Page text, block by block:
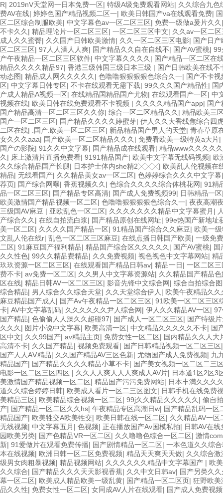
R| 2019nV天堂网一日本免费一区| 特级A级免费观看网站| 久久综合九色
费AV在线| 婷婷色国产精品视频二区一| 欧美日韩国产va在线观看免费|
区二区综合制服欧美| 中文字幕色av一区二区三区| 免费一级做a爰片久久
不卡久久 | 精品理论片一区二区三区| 一区二区三区中文| 久久av一区二
成人久久蜜臀| 久久国产日韩欧美激情| 久久一区二区三区电影| 国产日
区二区三区| 97人人澡人人爽| 国产精品久久自在自线不| 国产AV蜜桃| 99
产午夜精品一区二区三区软件| 中文字幕久久久久 | 国产精品一区二区在
精品久久久久精品97| 香港三级韩国三级日本三级 | 国产日韩欧美在线不
动态图| 精品成人网久久久久久 | 色噜噜狠狠狠狠色综合久一| 国产不卡
区| 中文字幕日韩专区| 不卡在线观看无需下载| 99久久久国产精品性| 国
产成人精品A视频一区| 在线精品国精品国产尤物| 在线观看国产一区| 中
视频在线| 欧美日韩在线免费观看不卡视频 | 久久久久精品国产app| 国
国产精品高清一区二区三区久久你| 综合一区二区精品久久 | 精品欧美三
国产一区二区三区| 国产精品久久久久婷蜜芽| 伊人久久大香线焦综合四
二区在线| .国产.欧美一区二区三区| 新品精品国产男人的天堂| 青春草原
女久久久aaa| 国产欧美一区二区精品久久久 | 免费看欧美一级特黄a大片|
国产の影院| 91久久中文字幕| 国产精品成在线观看| 精品www久久久久久
久 | 床上激清片直播免费看| 9191精品国产| 欧美中文字幕无线码视频| 欧
久久综合精品国产长腿| 日本护士体内she精2╳╳╳| 欧美乱人伦视频在
精品| 无线看国产| 久久精品美女av一区二区| 色婷婷综合久久久中文字幕
荐页| 国产综合网曝| 香蕉视频久久 | 色综合久久久久综合体桃花网| 91精
品一区二区三区| 国产精品专区高清| 国产成人免费视频99| 日韩精品一区
欧美激情国产精品视频一区二区| 色噜噜狠狠狠狠色综合久一| 夜夜高潮
三级国AV麻豆 | 亚欧乱色一区二区| 久久久久久久久精品中文字幕蜜月 |
产综合久久 | 在线自拍流白浆| 国产精品原创在线网址| 99e热国产新地址
美一区二区| 久久久久国产精品一区| 91精品国产综合久久麻豆| 欧美一
文乱人伦在线r| 乱色一区二区三区麻豆| 在线点播日韩国产欧美| 一级免
二区| 91麻豆国产福利精品| 精品国产综合区久久久久久 | 国产AV蜜桃| 国
久久性色| 99久久精品费精品| 久久免费视频| 视色视色中文字幕网站| 精
玖玖资源一区二区三区| 在线观看国产精品日韩av| 精品一日| 一区二区
费不卡| av免费一区二区| 久久男人中文字幕资源站| 久久精品国产精品
区在线| 精品日韩AV一区二区三区| 影音先锋中文综合网| 综合自拍综合
综合精品| 男人综合久久综合天堂| 久久天堂综合伊人 | 欧美午夜精品久
麻豆精品国产成人 | 国产Av午夜精品一区二区三区| 91欧美一区二区三区
卡| AV中文字幕乱码| 久久久久久久尹人综合网| 伊人久久精品AV一区|
国产精品| 色偷偷人人澡久久超碰97| 国产成人一区二区三区| 国产特级
久久久 | 图片小说中文字幕| 欧美高清一区| 中文精品久久久久久不卡| 国
区中文| 久久99国产| av精品主页| 免费女性一区二区| 国内精品久久人大
高清不卡| 久久国产精品| 视频免费观看| 国产日韩精品视频一区二区三区
国产人人AⅤ精品| 久久国产精品AV三区色新| 尤物国产成人免费视频| 九
精品国产| 国产精品久久久久精品小草不卡| 国产美女视频一区二区二三
电影一区二区三区四区 | 久久人人爽人人人爽成人AV片| 日本道1区2区3
美激情国产精品视频一区二区| 精品国产污污免费网站| 日本丰满久久久
道久久综合婷婷日韩| 欧美成人看片一区二三区图文| 日韩手机在线免费
美精品三区| 欧美精品综合视频一区二区| 99j久久精品久久久久久 | 偷自
产| 国产精品一区二区久久hs| 午夜精品专区高潮日w| 国产精品乱码一区
精品国产| 欧美牲交A欧美牲交| 欧美日韩在线一区二区| 久久精品AV一区
无线视频| 中文字幕五月 | 色视频| 正在播放国产Av国模私拍| 日韩AV在
园欧美另类| 国产色精品VR一区二区| 久久噜噜色综合一区二区| 激情com
新| 91爱做片在观看免费传播| 国产剧情精品一区二区| 一本色道久久综
本在线视频| 欧洲日韩一区二区免费视频| 精品天天爽天天做| 久久综合
级男女肉粗暴视频| 精品视频网站| 久久久久久久精品中文字幕国产 | 欧
久久综合| 国产精品久久久天天影视香蕉| 久久中文日韩av| 国产另类久
幕一区二区| 欧美成人精品欧美一级乱黄| 国产精品一区二区页| 狂野欧美
品久久性| 免费女性一区二区| 女同成AV人片在线观看| 国产成人免费视